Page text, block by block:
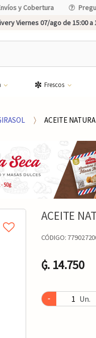
y Cobertura
Viernes 07/ago de 15:00 a
Frescos
ACEITE
ACEITE
CÓDIGO:
₲. 14.750
- Un.